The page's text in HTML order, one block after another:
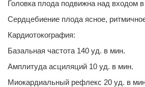
Головка плода подвижна над входом
Сердцебиение плода ясное,
Кардиотокография:
Базальная частота 140 уд. в мин.
Амплитуда асциляций 10 уд. в мин.
Миокардиальный рефлекс 20 уд. в